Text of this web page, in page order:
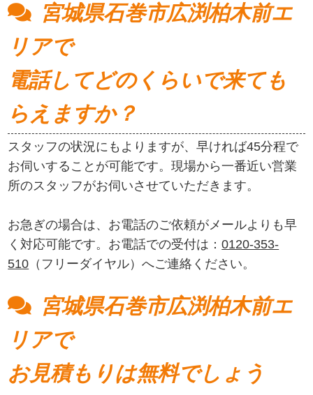
宮城県石巻市広渕柏木前エ
リアで
電話してどのくらいで来ても
らえますか？
スタッフの状況にもよりますが、早ければ45分程で
お伺いすることが可能です。現場から一番近い営業
所のスタッフがお伺いさせていただきます。
お急ぎの場合は、お電話のご依頼がメールよりも早
く対応可能です。お電話での受付は：0120-353-
510 （フリーダイヤル）へご連絡ください。
宮城県石巻市広渕柏木前エ
リアで
お見積もりは無料でしょう